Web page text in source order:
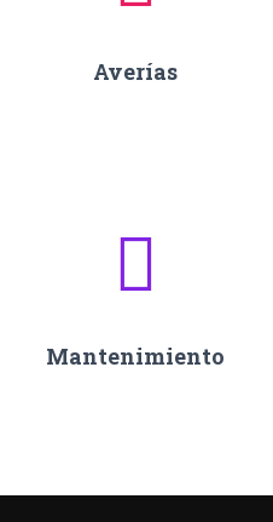
Averías
Mantenimiento